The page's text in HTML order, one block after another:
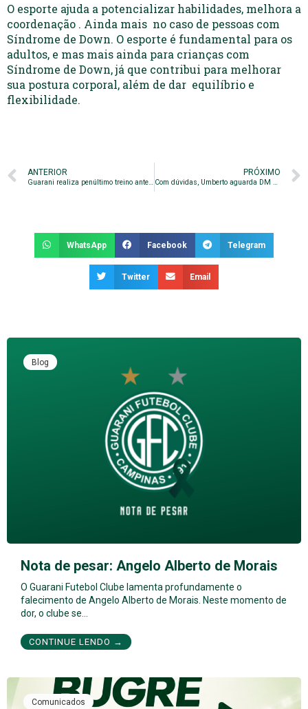
O esporte ajuda a potencializar habilidades, melhora a
coordenação . Ainda mais no caso de pessoas com
Síndrome de Down. O esporte é fundamental para os
adultos, e mas mais ainda para crianças com
Síndrome de Down, já que contribui para melhorar
sua postura corporal, além de dar equilíbrio e
flexibilidade.
ANTERIOR
Guarani realiza penúltimo treino antes do duelo diante do Penapolense
PRÓXIMO
Com dúvidas, Umberto aguarda DM para definir o Guarani
WhatsApp Facebook Telegram
Twitter Email
Blog
Nota de pesar: Angelo Alberto de Morais
O Guarani Futebol Clube lamenta profundamente o
falecimento de Angelo Alberto de Morais. Neste momento de
dor, o clube se…
CONTINUE LENDO →
Comunicados